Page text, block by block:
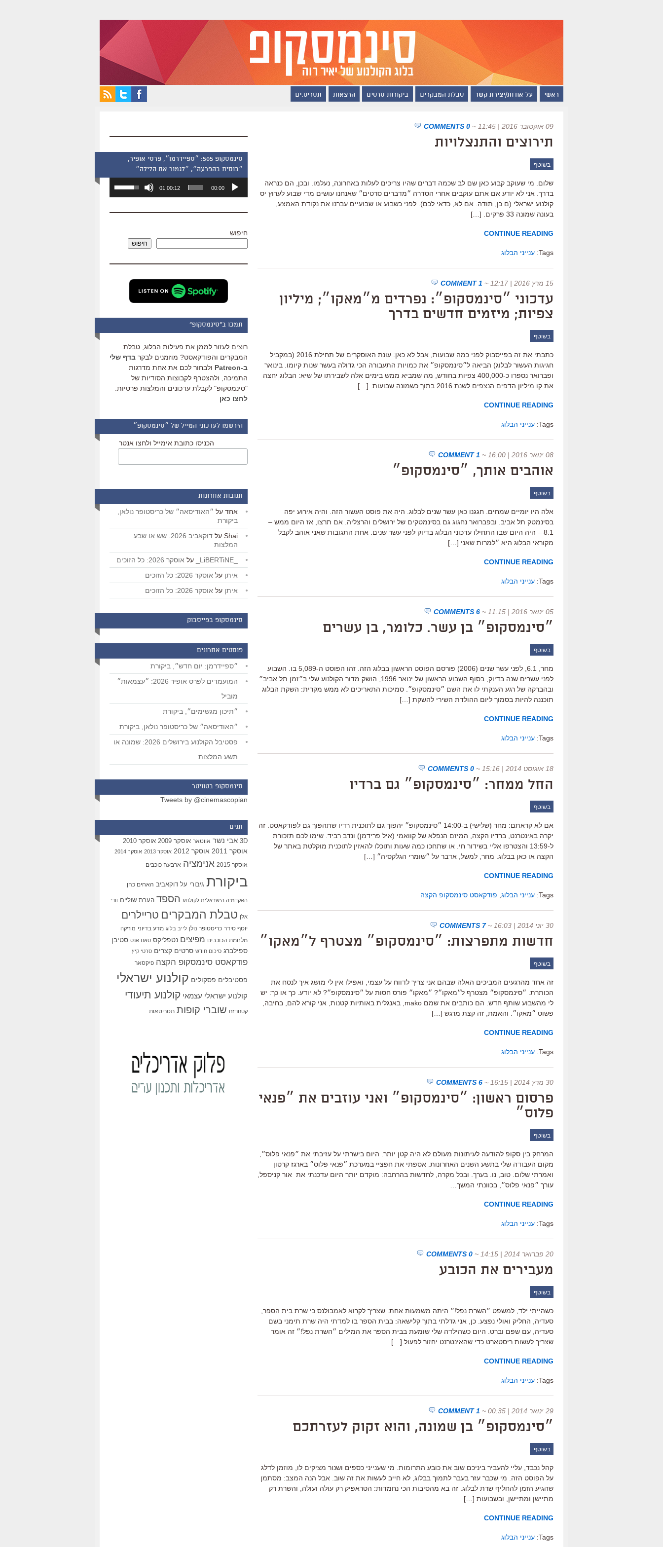
ראשי על אודות/יצירת קשר טבלת המבקרים ביקורות סרטים הרצאות תסריט.ים
09 אוקטובר 2016 | 11:45 ~
0 COMMENTS
תירוצים והתנצלויות
בשוטף
שלום. מי שעוקב קבוע כאן שם לב שכמה דברים שהיו צריכים לעלות באחרונה, נעלמו. ובכן, הם כנראה
בדרך. אני לא יודע אם אתם עוקבים אחרי הסדרה ״מדברים סרטים״ שאנחנו עושים מדי שבוע לערוץ יס
קולנוע ישראלי (ם כן, תודה. אם לא, כדאי לכם). לפני כשבוע או שבועיים עברנו את נקודת האמצע,
בעונה שמונה 33 פרקים. […]
CONTINUE READING
Tags: ענייני הבלוג
15 מרץ 2016 | 12:17 ~
1 COMMENT
עדכוני ״סינמסקופ״: נפרדים מ״מאקו״; מיליון
צפיות; מיזמים חדשים בדרך
בשוטף
כתבתי את זה בפייסבוק לפני כמה שבועות, אבל לא כאן: עונת האוסקרים של תחילת 2016 (במקביל
חגיגות העשור לבלוג) הביאה ל״סינמסקופ״ את כמויות התעבורה הכי גדולה בעשר שנות קיומו. בינואר
ופברואר נספרו כ-400,000 צפיות בחודש, מה שמביא ממש בימים אלה לשבירתו של שיא: הבלוג יחצה
את קו מיליון הדפים הנצפים לשנת 2016 בתוך כשמונה שבועות. […]
CONTINUE READING
Tags: ענייני הבלוג
08 ינואר 2016 | 16:00 ~
1 COMMENT
אוהבים אותך, ״סינמסקופ״
בשוטף
אלה היו יומיים שמחים. חגגנו כאן עשר שנים לבלוג. היה את פוסט העשור הזה. והיה אירוע יפה
בסינמטק תל אביב. ובפברואר נחגוג גם בסינמטקים של ירושלים והרצליה. אם תרצו, אז היום ממש –
8.1 – היה היום שבו התחילו עדכוני הבלוג בדיוק לפני עשר שנים. אחת התגובות שאני אוהב לקבל
מקוראי הבלוג היא ״למרות שאני […]
CONTINUE READING
Tags: ענייני הבלוג
05 ינואר 2016 | 11:15 ~
6 COMMENTS
״סינמסקופ״ בן עשר. כלומר, בן עשרים
בשוטף
מחר, 6.1, לפני עשר שנים (2006) פורסם הפוסט הראשון בבלוג הזה. זהו הפוסט ה-5,089 בו. השבוע
לפני עשרים שנה בדיוק, בסוף השבוע הראשון של ינואר 1996, הושק מדור הקולנוע שלי ב״זמן תל אביב״
ובהברקה של רגע הענקתי לו את השם ״סינמסקופ״. סמיכות התאריכים לא ממש מקרית: השקת הבלוג
תוכננה להיות בסמוך ליום ההולדת השירי להשקת […]
CONTINUE READING
Tags: ענייני הבלוג
18 אוגוסט 2014 | 15:16 ~
0 COMMENTS
החל ממחר: ״סינמסקופ״ גם ברדיו
בשוטף
אם לא קראתם: מחר (שלישי) ב-14:00 ״סינמסקופ״ יהפוך גם לתוכנית רדיו שתהפוך גם לפודקאסט. זה
יקרה באינטרנט, ברדיו הקצה, המיזם הנפלא של קוואמי (איל פרידמן) ונדב רביד. שימו לכם תזכורת
ל-13:59 והצטרפו אליי בשידור חי. או שתחכו כמה שעות ותוכלו להאזין לתוכנית מוקלטת באתר של
הקצה או כאן בבלוג. מחר, למשל, אדבר על ״שומרי הגלקסיה״ […]
CONTINUE READING
Tags: ענייני הבלוג פודקאסט סינמסקופ הקצה
30 יוני 2014 | 16:03 ~
7 COMMENTS
חדשות מתפרצות: ״סינמסקופ״ מצטרף ל״מאקו״
בשוטף
זה אחד מהרגעים המביכים האלה שבהם אני צריך לדווח על עצמי, ואפילו אין לי מושג איך לנסח את
הכותרת. ״סינמסקופ״ מצטרף ל״מאקו״? ״מאקו״ פורס חסות על ״סינמסקופ״? לא יודע. כך או כך: יש
לי מהשבוע שותף חדש. הם כותבים את שמם mako, באנגלית באותיות קטנות, אני קורא להם, בחיבה,
פשוט ״מאקו״. והאמת, זה קצת מרגש […]
CONTINUE READING
Tags: ענייני הבלוג
30 מרץ 2014 | 16:15 ~
6 COMMENTS
פרסום ראשון: ״סינמסקופ״ ואני עוזבים את ״פנאי
פלוס״
בשוטף
המרחק בין סקופ להודעה לעיתונות מעולם לא היה קטן יותר. היום בישרתי על עזיבתי את ״פנאי פלוס״,
מקום העבודה שלי בתשע השנים האחרונות. אספתי את חפציי במערכת ״פנאי פלוס״ בארגז קרטון
ואמרתי שלום. טוב, נו. בערך. ובכל מקרה, לחדשות בהרחבה: מוקדם יותר היום עדכנתי את אור קניספל,
עורך ״פנאי פלוס״, בכוונתי המשך…
CONTINUE READING
Tags: ענייני הבלוג
20 פברואר 2014 | 14:15 ~
0 COMMENTS
מעבירים את הכובע
בשוטף
כשהייתי ילד, למשפט ״השרת נפל!״ היתה משמעות אחת: שצריך לקרוא לאמבולנס כי שרת בית הספר,
סעדיה, החליק ואולי נפצע. כן, אני גדלתי בתוך קלישאה: בבית הספר בו למדתי היה שרת תימני בשם
סעדיה, עם שפם וברט. היום כשהילדה שלי שומעת בבית הספר את המילים ״השרת נפל!״ זה אומר
שצריך לעשות ריסטארט כדי שהאינטרנט יחזור לפעול […]
CONTINUE READING
Tags: ענייני הבלוג
29 ינואר 2014 | 00:35 ~
1 COMMENT
״סינמסקופ״ בן שמונה, והוא זקוק לעזרתכם
בשוטף
קהל נכבד, עליי להעביר ביניכם שוב את כובע התרומות. מי שענייני כספים ושנור מציקים לו, מוזמן לדלג
על הפוסט הזה. מי שכבר עזר בעבר לתמוך בבלוג, לא חייב לעשות את זה שוב. אבל הנה המצב: מסתמן
שהגיע הזמן להחליף שרת לבלוג. זה בא מהסיבות הכי נחמדות: הטראפיק רק עולה ועולה, והשרת רק
מתיישן ומתיישן, ובשבועות […]
CONTINUE READING
Tags: ענייני הבלוג
סינמסקופ 505: ״ספיידרמן״, פרסי אופיר,
״בוסית בהפרעה״, ״לגמור את הלילה״
אודיו
00:00
01:00:12
השתמש
כדי
שמע.
חיפוש
חיפוש
תמכו ב"סינמסקופ"
רוצים לעזור לממן את פעילות הבלוג, טבלת
המבקרים והפודקאסט? מוזמנים לבקר בדף שלי
ב-Patreon
ולבחור לכם את אחת מדרגות
התמיכה, ולהצטרף לקבוצות הסודיות של
"סינמסקופ" לקבלת עדכונים והמלצות פרטיות.
לחצו כאן
הירשמו לעדכוני המייל של ״סינמסקופ״
הכניסו כתובת אימייל ולחצו אנטר
תגובות אחרונות
אחד על ״האודיסאה״ של כריסטופר נולאן,
ביקורת
Shai על
דוקאביב 2026: שש או שבע
המלצות
על אוסקר 2026: כל הזוכים
איתן על אוסקר 2026: כל הזוכים
איתן על אוסקר 2026: כל הזוכים
סינמסקופ בפייסבוק
פוסטים אחרונים
״ספיידרמן: יום חדש״, ביקורת
המועמדים לפרס אופיר 2026: ״עצמאות״
מוביל
״תיכון מגשימים״, ביקורת
״האודיסאה״ של כריסטופר נולאן, ביקורת
פסטיבל הקולנוע בירושלים 2026: שמונה או
תשע המלצות
סינמסקופ בטוויטר
Tweets by @cinemascopian
תגים
3D אבי נשר אווטאר אוסקר 2009 אוסקר 2010
אוסקר 2011 אוסקר 2012 אוסקר 2013 אוסקר 2014
אוסקר 2015 אנימציה ארבעה כוכבים
ביקורת גיבורי על דוקאביב האחים כהן
האקדמיה הישראלית לקולנוע הספד הערת שוליים וודי
אלן טבלת המבקרים טריילרים
יוסף סידר כריסטופר נולן לייב בלוג מדע בדיוני מוזיקה
מלחמת הכוכבים מפיצים נטפליקס סאנדאנס סטיבן
ספילברג סיכום חודש סרטים קצרים סרטי קיץ
פודקאסט סינמסקופ הקצה פיקסאר
פסטיבלים פסקולים קולנוע ישראלי
קולנוע ישראלי עצמאי קולנוע תיעודי
קטנוניזם שוברי קופות תסריטאות